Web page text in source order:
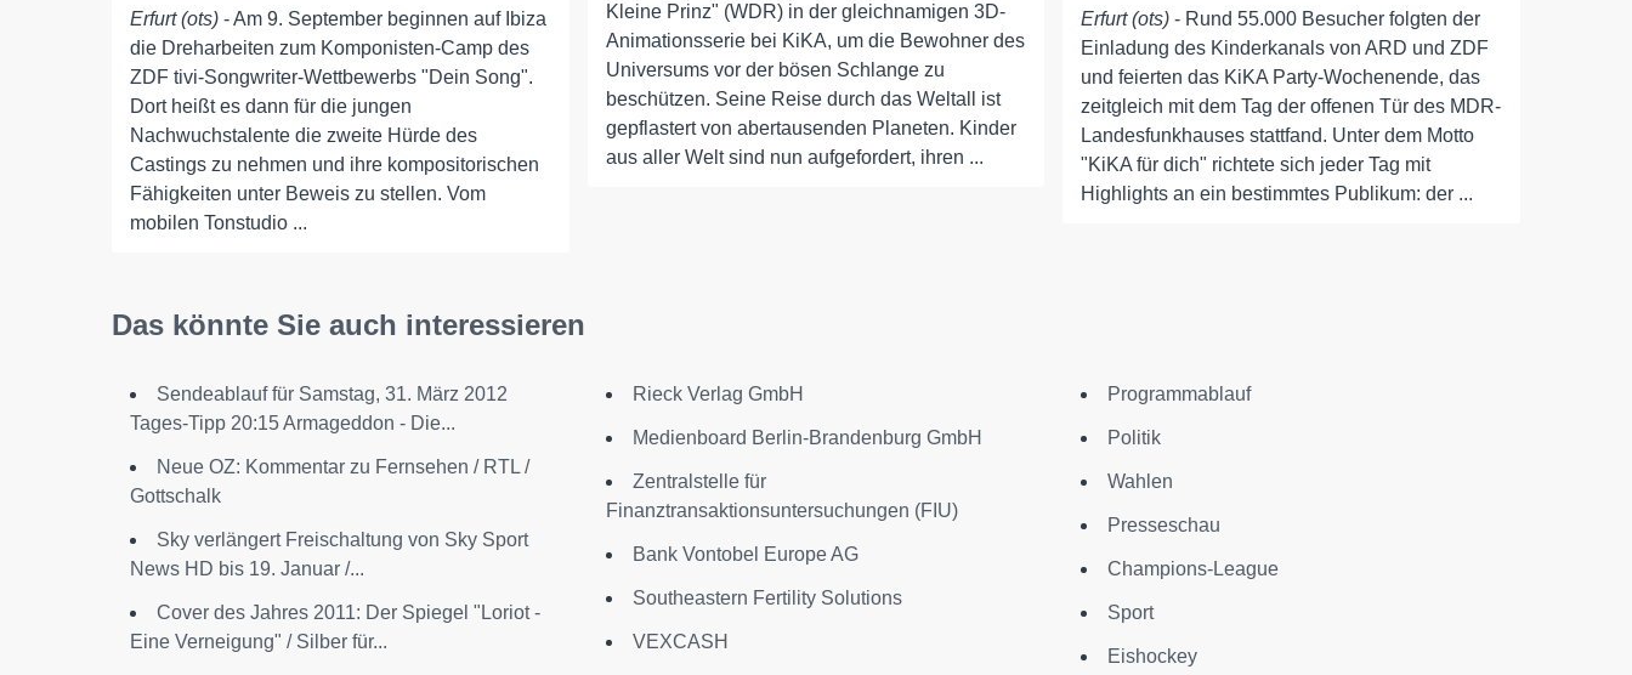
Erfurt (ots) - Am 9. September beginnen auf Ibiza
die Dreharbeiten zum Komponisten-Camp des
ZDF tivi-Songwriter-Wettbewerbs "Dein Song".
Dort heißt es dann für die jungen
Nachwuchstalente die zweite Hürde des
Castings zu nehmen und ihre kompositorischen
Fähigkeiten unter Beweis zu stellen. Vom
mobilen Tonstudio ...
Kleine Prinz" (WDR) in der gleichnamigen 3D-
Animationsserie bei KiKA, um die Bewohner des
Universums vor der bösen Schlange zu
beschützen. Seine Reise durch das Weltall ist
gepflastert von abertausenden Planeten. Kinder
aus aller Welt sind nun aufgefordert, ihren ...
Erfurt (ots) - Rund 55.000 Besucher folgten der
Einladung des Kinderkanals von ARD und ZDF
und feierten das KiKA Party-Wochenende, das
zeitgleich mit dem Tag der offenen Tür des MDR-
Landesfunkhauses stattfand. Unter dem Motto
"KiKA für dich" richtete sich jeder Tag mit
Highlights an ein bestimmtes Publikum: der ...
Das könnte Sie auch interessieren
Sendeablauf für Samstag, 31. März 2012
Tages-Tipp 20:15 Armageddon - Die...
Neue OZ: Kommentar zu Fernsehen / RTL /
Gottschalk
Sky verlängert Freischaltung von Sky Sport
News HD bis 19. Januar /...
Cover des Jahres 2011: Der Spiegel "Loriot -
Eine Verneigung" / Silber für...
Rieck Verlag GmbH
Medienboard Berlin-Brandenburg GmbH
Zentralstelle für
Finanztransaktionsuntersuchungen (FIU)
Bank Vontobel Europe AG
Southeastern Fertility Solutions
VEXCASH
Programmablauf
Politik
Wahlen
Presseschau
Champions-League
Sport
Eishockey